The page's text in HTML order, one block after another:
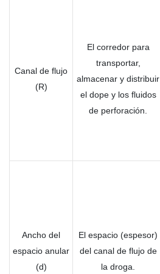
Canal de flujo
(R)
El corredor para
transportar,
almacenar y distribuir
el dope y los fluidos
de perforación.
Ancho del
espacio anular
(d)
El espacio (espesor)
del canal de flujo de
la droga.